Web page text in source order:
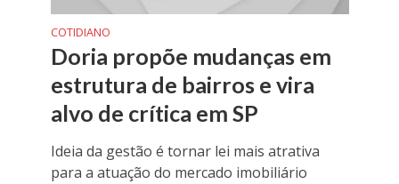
COTIDIANO
Doria propõe mudanças em
estrutura de bairros e vira
alvo de crítica em SP
Ideia da gestão é tornar lei mais atrativa
para a atuação do mercado imobiliário